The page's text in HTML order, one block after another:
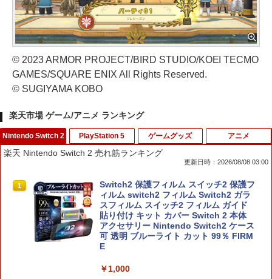
© 2023 ARMOR PROJECT/BIRD STUDIO/KOEI TECMO
GAMES/SQUARE ENIX All Rights Reserved.
© SUGIYAMA KOBO
楽天市場 ゲーム/アニメ ランキング
Nintendo Switch 2
楽天 Nintendo Switch 2 売れ筋ランキング
更新日時：2026/08/08 03:00
1
Switch2 保護フィルム スイッチ2 保護フ
ィルム switch2 フィルム Switch2 ガラ
スフィルム スイッチ2 フィルム ガイド
貼り付け キット カバー Switch 2 本体
アクセサリー Nintendo Switch2 ケース
可 透明 ブルーライト カット 99％ FIRM
E
￥1,000
PlayStation 5 ゲームグッズ アニメ